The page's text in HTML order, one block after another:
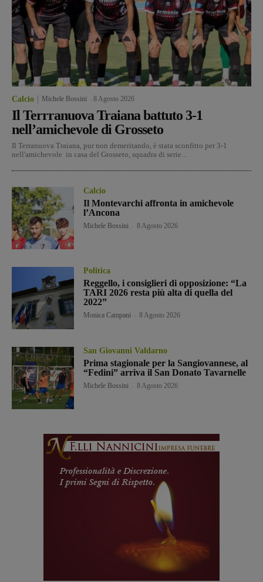
Calcio Michele Bossini 8 Agosto 2026
Il Terrranuova Traiana battuto 3-1
nell’amichevole di Grosseto
Il Terranuova Traiana, pur non demeritando, è stata sconfitto per 3-1
nell'amichevole in casa del Grosseto, squadra di serie...
Calcio
Il Montevarchi affronta in amichevole
l’Ancona
Michele Bossini 8 Agosto 2026
Politica
Reggello, i consiglieri di opposizione: “La
TARI 2026 resta più alta di quella del
2022”
Monica Campani 8 Agosto 2026
San Giovanni Valdarno
Prima stagionale per la Sangiovannese, al
“Fedini” arriva il San Donato Tavarnelle
Michele Bossini 8 Agosto 2026